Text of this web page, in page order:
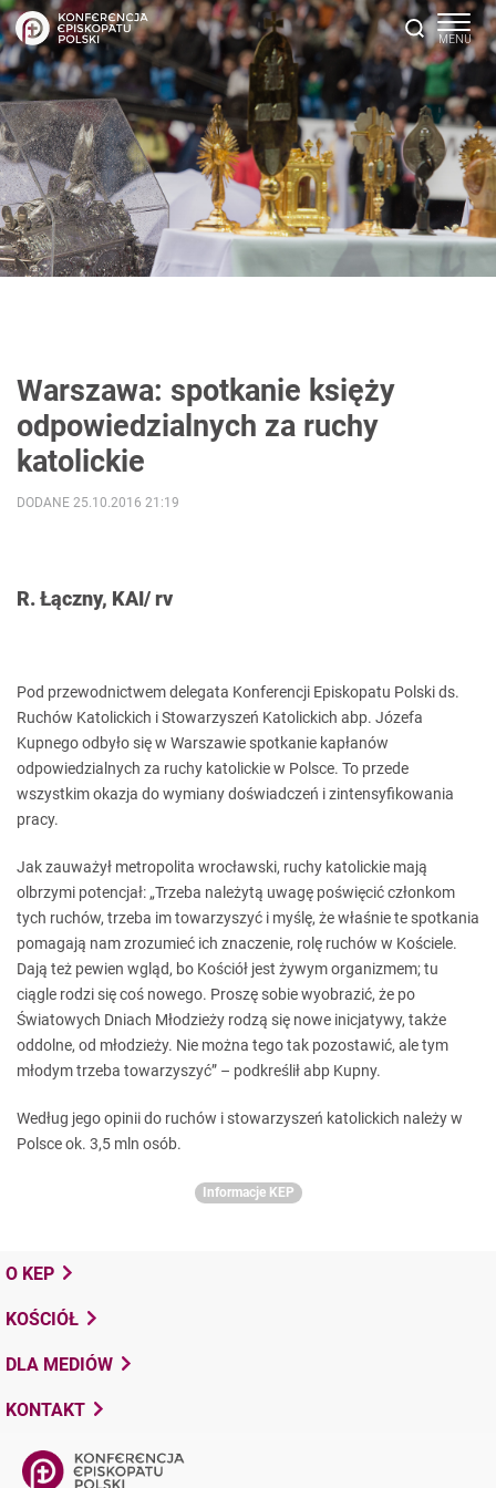
Warszawa: spotkanie księży
odpowiedzialnych za ruchy
katolickie
R. Łączny, KAI/ rv
DODANE 25.10.2016 21:19
Pod przewodnictwem delegata Konferencji Episkopatu Polski ds.
Ruchów Katolickich i Stowarzyszeń Katolickich abp. Józefa
Kupnego odbyło się w Warszawie spotkanie kapłanów
odpowiedzialnych za ruchy katolickie w Polsce. To przede
wszystkim okazja do wymiany doświadczeń i zintensyfikowania
pracy.
Jak zauważył metropolita wrocławski, ruchy katolickie mają
olbrzymi potencjał: „Trzeba należytą uwagę poświęcić członkom
tych ruchów, trzeba im towarzyszyć i myślę, że właśnie te spotkania
pomagają nam zrozumieć ich znaczenie, rolę ruchów w Kościele.
Dają też pewien wgląd, bo Kościół jest żywym organizmem; tu
ciągle rodzi się coś nowego. Proszę sobie wyobrazić, że po
Światowych Dniach Młodzieży rodzą się nowe inicjatywy, także
oddolne, od młodzieży. Nie można tego tak pozostawić, ale tym
młodym trzeba towarzyszyć” – podkreślił abp Kupny.
Według jego opinii do ruchów i stowarzyszeń katolickich należy w
Polsce ok. 3,5 mln osób.
Informacje KEP
O KEP
KOŚCIÓŁ
DLA MEDIÓW
KONTAKT